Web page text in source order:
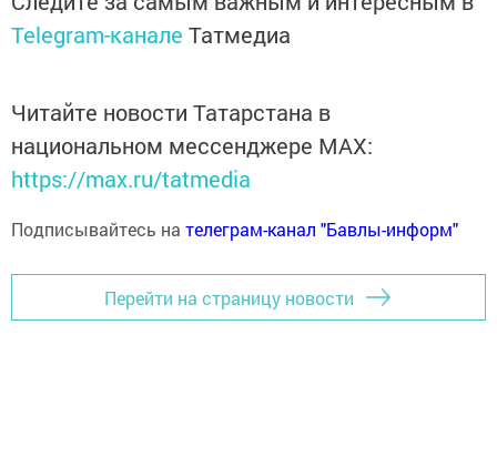
Telegram-канале Татмедиа
Читайте новости Татарстана в
национальном мессенджере MАХ:
https://max.ru/tatmedia
Подписывайтесь на телеграм-канал "Бавлы-информ"
Перейти на страницу новости